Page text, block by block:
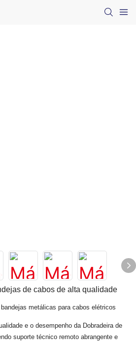
de cabos de alta qualidade
metálicas para cabos elétricos
e o desempenho da Dobradeira de
suporte técnico remoto abrangente e